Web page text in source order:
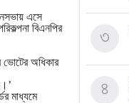
এসে
বিএনপির
অধিকার
মাধ্যমে
৩
৪